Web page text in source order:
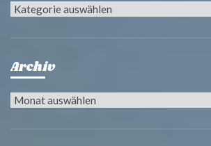
Kategorien
Archiv
Archiv